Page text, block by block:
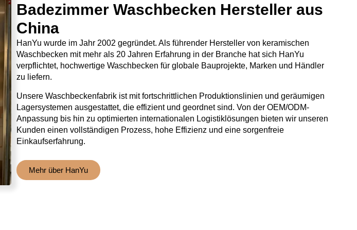
Badezimmer Waschbecken Hersteller aus
China
HanYu wurde im Jahr 2002 gegründet. Als führender Hersteller von keramischen
Waschbecken mit mehr als 20 Jahren Erfahrung in der Branche hat sich HanYu
verpflichtet, hochwertige Waschbecken für globale Bauprojekte, Marken und Händler
zu liefern.
Unsere Waschbeckenfabrik ist mit fortschrittlichen Produktionslinien und geräumigen
Lagersystemen ausgestattet, die effizient und geordnet sind. Von der OEM/ODM-
Anpassung bis hin zu optimierten internationalen Logistiklösungen bieten wir unseren
Kunden einen vollständigen Prozess, hohe Effizienz und eine sorgenfreie
Einkaufserfahrung.
Mehr über HanYu